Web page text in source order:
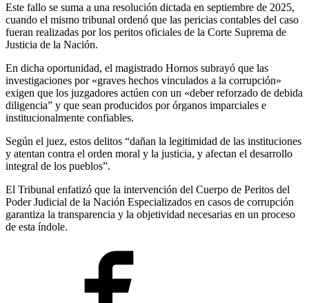
Este fallo se suma a una resolución dictada en septiembre de 2025,
cuando el mismo tribunal ordenó que las pericias contables del caso
fueran realizadas por los peritos oficiales de la Corte Suprema de
Justicia de la Nación.
En dicha oportunidad, el magistrado Hornos subrayó que las
investigaciones por «graves hechos vinculados a la corrupción»
exigen que los juzgadores actúen con un «deber reforzado de debida
diligencia” y que sean producidos por órganos imparciales e
institucionalmente confiables.
Según el juez, estos delitos “dañan la legitimidad de las instituciones
y atentan contra el orden moral y la justicia, y afectan el desarrollo
integral de los pueblos”.
El Tribunal enfatizó que la intervención del Cuerpo de Peritos del
Poder Judicial de la Nación Especializados en casos de corrupción
garantiza la transparencia y la objetividad necesarias en un proceso
de esta índole.